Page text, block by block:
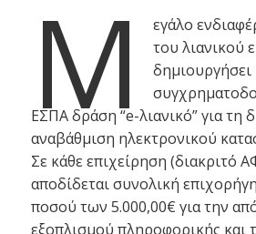
Μ
εγάλο
του λιανικού
ΕΣΠΑ δράση “e-λιανικό” για τη
αναβάθμιση ηλεκτρονικού
Σε κάθε επιχείρηση (διακριτό
αποδίδεται συνολική
ποσού των 5.000,00€ για την
εξοπλισμού πληροφορικής και